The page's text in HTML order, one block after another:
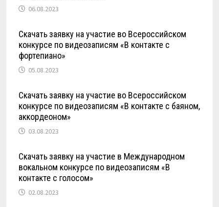
06.08.2023
Скачать заявку на участие во Всероссийском
конкурсе по видеозаписям «В контакте с
фортепиано»
05.08.2023
Скачать заявку на участие во Всероссийском
конкурсе по видеозаписям «В контакте с баяном,
аккордеоном»
03.08.2023
Скачать заявку на участие в Международном
вокальном конкурсе по видеозаписям «В
контакте с голосом»
02.08.2023